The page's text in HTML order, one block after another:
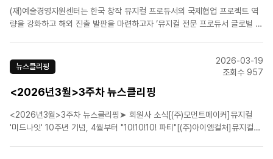
(재)예술경영지원센터는 한국 창작 뮤지컬 프로듀서의 국제협업 프로젝트 역
량을 강화하고 해외 진출 발판을 마련하고자 ‘뮤지컬 전문 프로듀서 글로벌 역
가기 : [예술경..
뉴스클리핑
2026-03-19
조회수 957
<2026년3월>3주차 뉴스클리핑
<2026년3월>3주차 뉴스클리핑➤ 회원사 소식[(주)모먼트메이커]뮤지컬
'미드나잇' 10주년 기념, 4월부터 "10!10!10! 파티"[(주)아이엠컬처]뮤지컬